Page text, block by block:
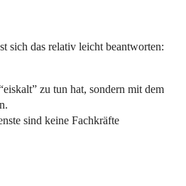
sich das relativ leicht beantworten:
zu tun hat, sondern mit dem
sind keine Fachkräfte